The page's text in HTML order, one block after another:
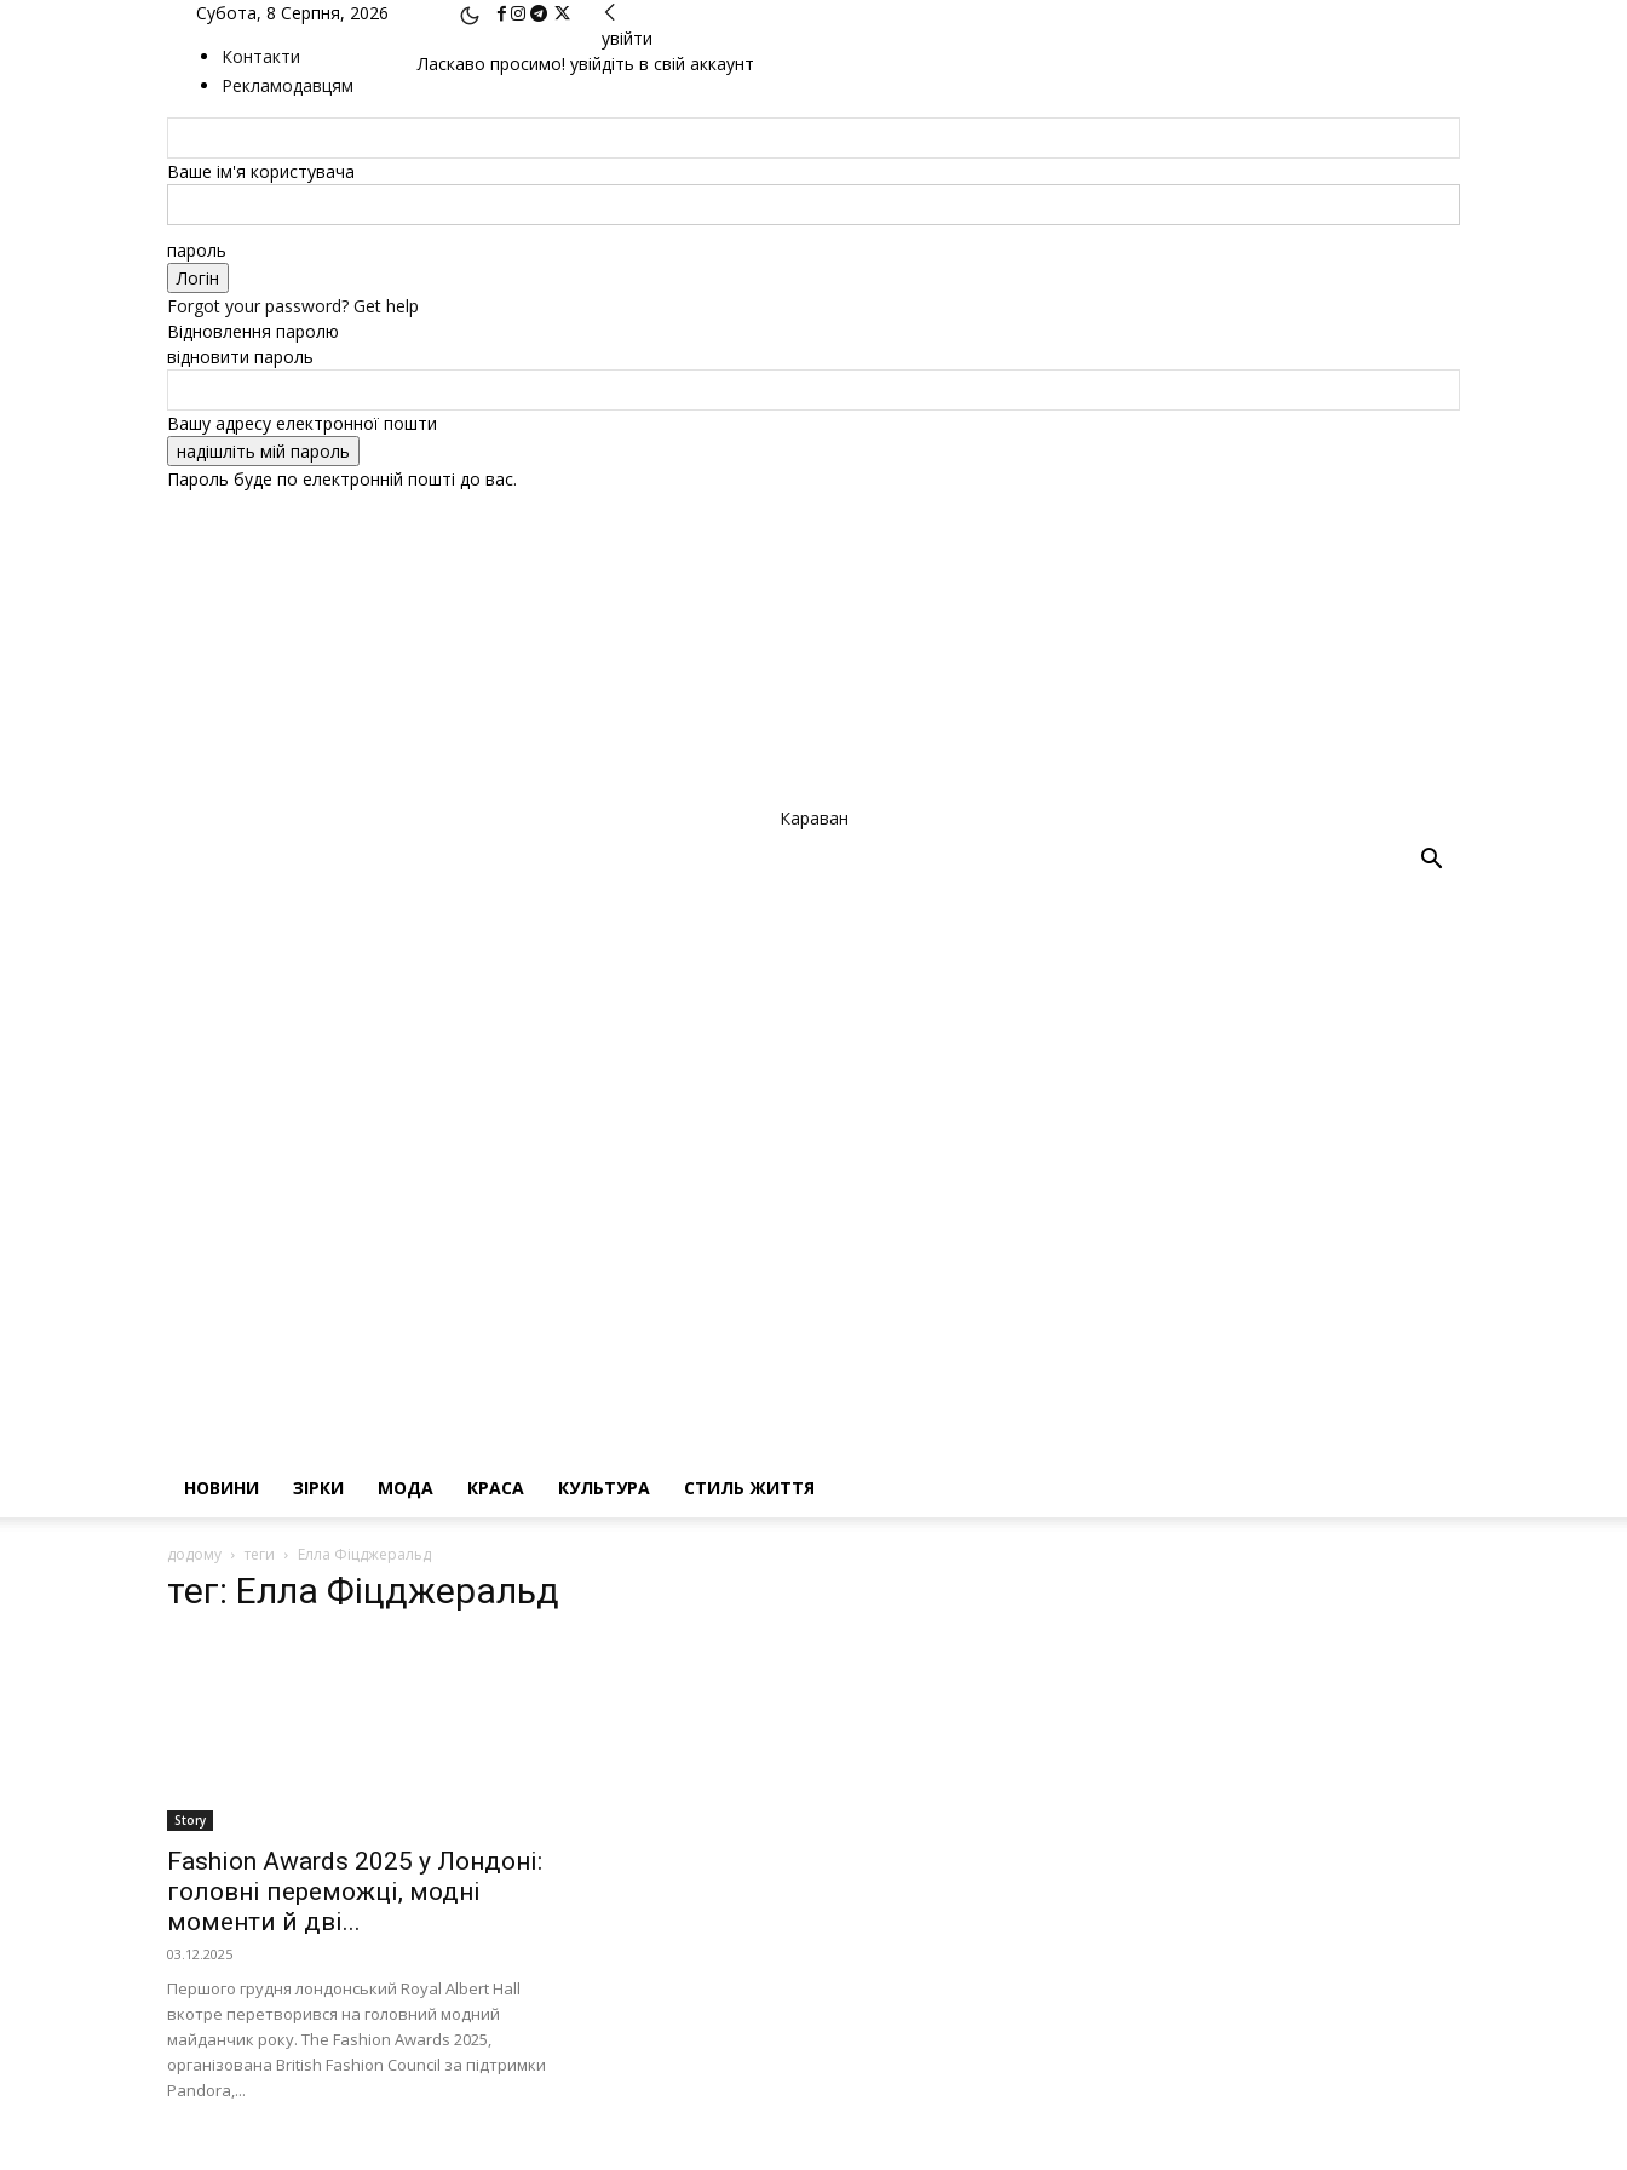
Субота, 8 Серпня, 2026
Контакти
Рекламодавцям
увійти
Ласкаво просимо! увійдіть в свій аккаунт
Ваше ім'я користувача
пароль
Forgot your password? Get help
Відновлення паролю
відновити пароль
Вашу адресу електронної пошти
Пароль буде по електронній пошті до вас.
Караван
НОВИНИ ЗІРКИ МОДА КРАСА КУЛЬТУРА СТИЛЬ ЖИТТЯ
додому теги Елла Фіцджеральд
тег: Елла Фіцджеральд
Story
Fashion Awards 2025 у Лондоні:
головні переможці, модні
моменти й дві...
03.12.2025
Першого грудня лондонський Royal Albert Hall
вкотре перетворився на головний модний
майданчик року. The Fashion Awards 2025,
організована British Fashion Council за підтримки
Pandora,...